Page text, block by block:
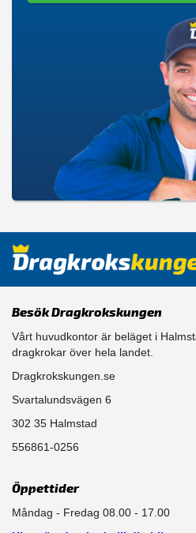
Besök Dragkrokskungen
Vårt huvudkontor är beläget i
dragkrokar över hela landet.
Dragkrokskungen.se
Svartalundsvägen 6
302 35 Halmstad
556861-0256
Öppettider
Måndag - Fredag 08.00 - 17.00